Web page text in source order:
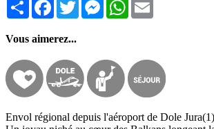
Vous aimerez...
Envol régional depuis l'aéroport de Dole